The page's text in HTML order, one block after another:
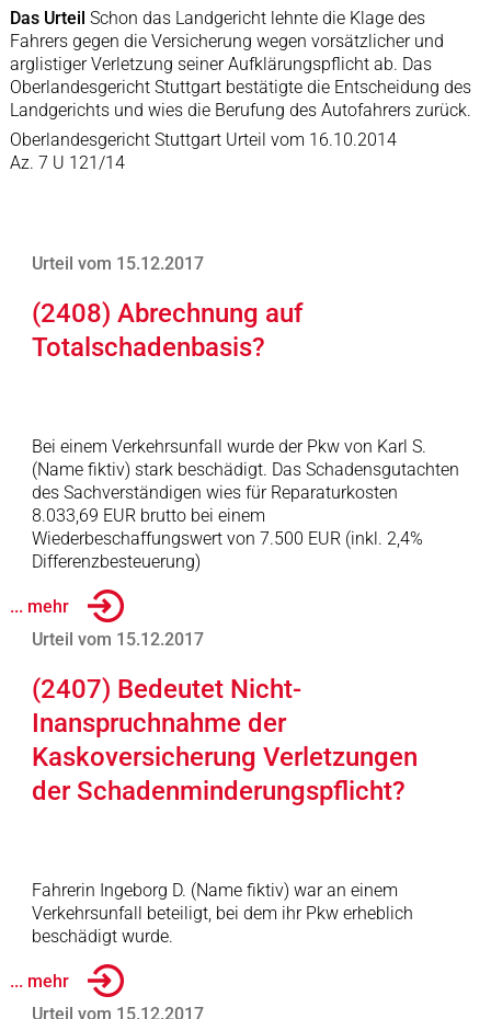
Das Urteil Schon das Landgericht lehnte die Klage des
Fahrers gegen die Versicherung wegen vorsätzlicher und
arglistiger Verletzung seiner Aufklärungspflicht ab. Das
Oberlandesgericht Stuttgart bestätigte die Entscheidung des
Landgerichts und wies die Berufung des Autofahrers zurück.
Oberlandesgericht Stuttgart Urteil vom 16.10.2014
Az. 7 U 121/14
Urteil vom 15.12.2017
(2408) Abrechnung auf
Totalschadenbasis?
Bei einem Verkehrsunfall wurde der Pkw von Karl S.
(Name fiktiv) stark beschädigt. Das Schadensgutachten
des Sachverständigen wies für Reparaturkosten
8.033,69 EUR brutto bei einem
Wiederbeschaffungswert von 7.500 EUR (inkl. 2,4%
Differenzbesteuerung)
... mehr
Urteil vom 15.12.2017
(2407) Bedeutet Nicht-
Inanspruchnahme der
Kaskoversicherung Verletzungen
der Schadenminderungspflicht?
Fahrerin Ingeborg D. (Name fiktiv) war an einem
Verkehrsunfall beteiligt, bei dem ihr Pkw erheblich
beschädigt wurde.
... mehr
Urteil vom 15.12.2017